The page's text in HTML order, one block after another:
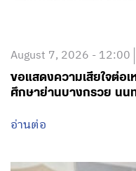
August 7, 2026 - 12:00
ขอแสดงความเสียใจต่อ
ศึกษาย่านบางกรวย นน
อ่านต่อ